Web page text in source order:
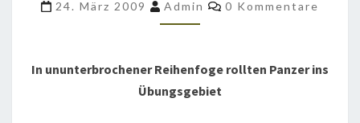
UND
24. März 2009 Admin 0 Kommentare
In ununterbrochener Reihenfoge rollten Panzer ins
Übungsgebiet